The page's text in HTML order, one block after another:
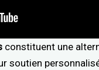
constituent une
soutien